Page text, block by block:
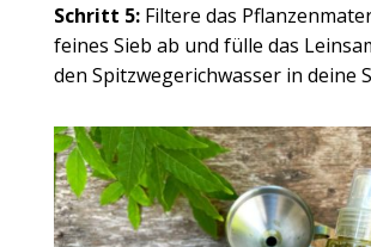
Schritt 5:Filtere das
feines Sieb ab und fülle das
den Spitzwegerichwasser in deine